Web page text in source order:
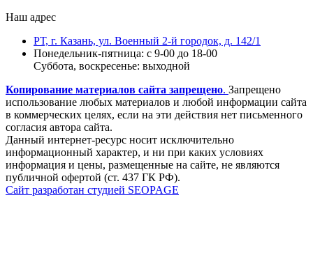
Наш адрес
РТ, г. Казань, ул. Военный 2-й городок, д. 142/1
Понедельник-пятница: с 9-00 до 18-00
Суббота, воскресенье: выходной
Копирование материалов сайта запрещено. Запрещено
использование любых материалов и любой информации сайта
в коммерческих целях, если на эти действия нет письменного
согласия автора сайта.
Данный интернет-ресурс носит исключительно
информационный характер, и ни при каких условиях
информация и цены, размещенные на сайте, не являются
публичной офертой (ст. 437 ГК РФ).
Сайт разработан студией SEOPAGE